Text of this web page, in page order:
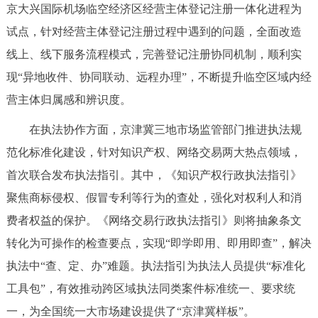
政民互动
参与调查
北京概况 十六区概览 人文北京
绿色北京 图说北京 视频北京
多语种
ENGLISH 한국어 日本語
京大兴国际机场临空经济区经营主体登记注册一体化进程为
试点，针对经营主体登记注册过程中遇到的问题，全面改造
线上、线下服务流程模式，完善登记注册协同机制，顺利实
现“异地收件、协同联动、远程办理”，不断提升临空区域内经
营主体归属感和辨识度。
在执法协作方面，京津冀三地市场监管部门推进执法规
范化标准化建设，针对知识产权、网络交易两大热点领域，
首次联合发布执法指引。其中，《知识产权行政执法指引》
聚焦商标侵权、假冒专利等行为的查处，强化对权利人和消
费者权益的保护。《网络交易行政执法指引》则将抽象条文
转化为可操作的检查要点，实现“即学即用、即用即查”，解决
执法中“查、定、办”难题。执法指引为执法人员提供“标准化
工具包”，有效推动跨区域执法同类案件标准统一、要求统
一，为全国统一大市场建设提供了“京津冀样板”。